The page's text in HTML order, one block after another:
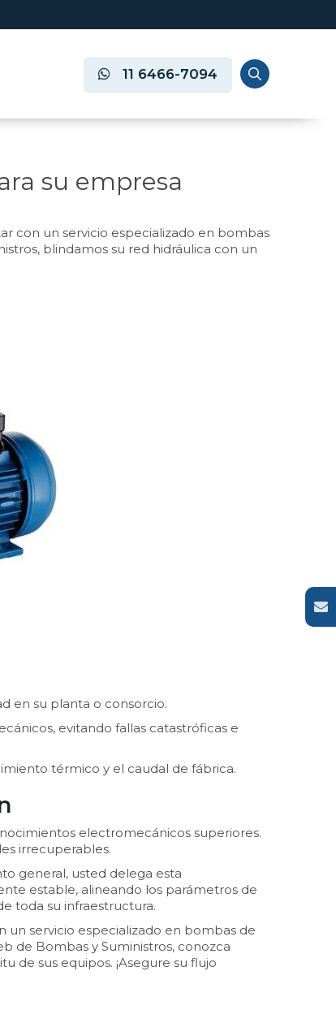
11 6466-7094
su empresa
con un servicio especializado en bombas
blindamos su red hidráulica con un
en su planta o consorcio.
evitando fallas catastróficas e
térmico y el caudal de fábrica.
electromecánicos superiores.
irrecuperables.
general, usted delega esta
estable, alineando los parámetros de
toda su infraestructura.
un servicio especializado en bombas de
de Bombas y Suministros, conozca
de sus equipos. ¡Asegure su flujo